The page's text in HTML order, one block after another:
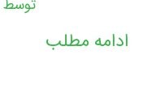
توسط
ادامه مطلب